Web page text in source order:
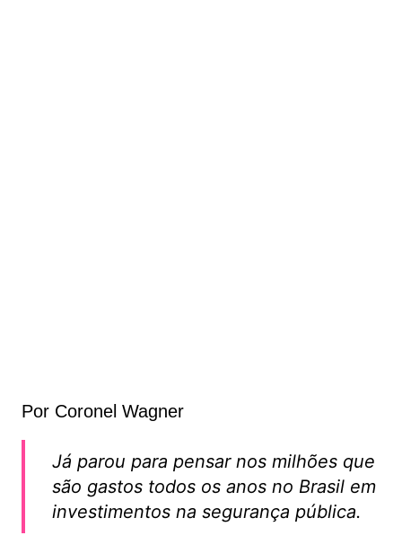
Por Coronel Wagner
Já parou para pensar nos milhões que
são gastos todos os anos no Brasil em
investimentos na segurança pública.